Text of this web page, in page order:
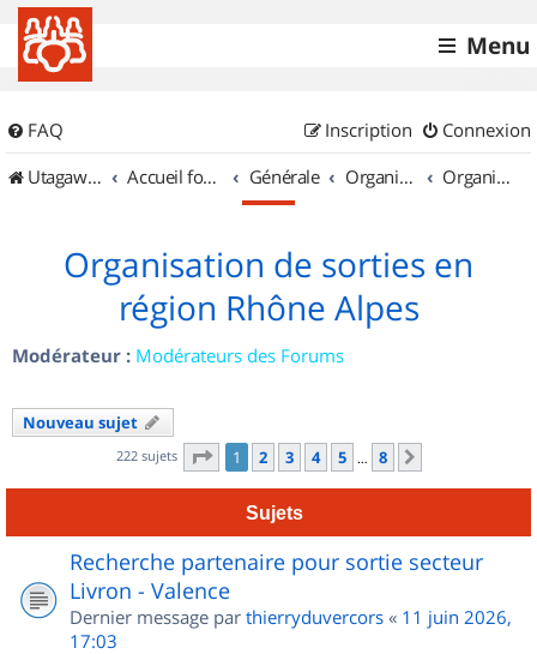
Menu
FAQ Connexion
Inscription
UtagawaVTT (Randos VTT et VTTAE avec traces GPS)
Accueil forum Générale Organisation de sorties & Recherche de partenaires Organisation de sorties en région Rhône Alpes
Organisation de sorties en
région Rhône Alpes
Modérateur : Modérateurs des Forums
Nouveau sujet
222 sujets Page 1sur
1 2 3 4 5 … 8
Sujets
Recherche partenaire pour sortie secteur
Livron - Valence
Dernier message par thierryduvercors « 11 juin 2026,
17:03